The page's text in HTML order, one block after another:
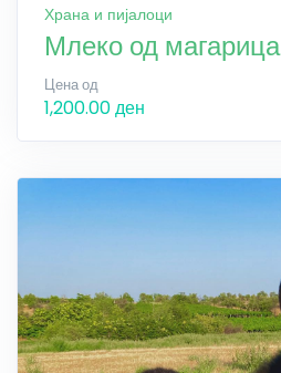
Храна и пијалоци
Млеко од магарица
Цена од
1,200.00 ден